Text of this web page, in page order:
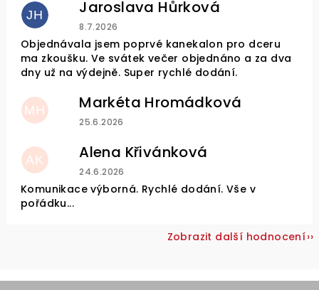
JH Jaroslava Hůrková
Hodnocení obchodu je 5 z 5 hvězdiček.
8.7.2026
Objednávala jsem poprvé kanekalon pro dceru
ma zkoušku. Ve svátek večer objednáno a za dva
dny už na výdejně. Super rychlé dodání.
MH Markéta Hromádková
Hodnocení obchodu je 5 z 5 hvězdiček.
25.6.2026
AK Alena Křivánková
Hodnocení obchodu je 5 z 5 hvězdiček.
24.6.2026
Komunikace výborná. Rychlé dodání. Vše v
pořádku...
Zobrazit další hodnocení